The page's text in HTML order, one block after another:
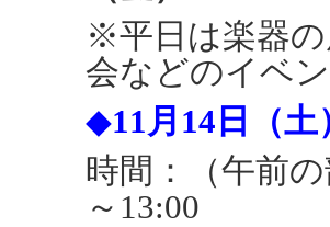
※平日は楽器の
会などのイベ
◆11月14日（
時間：（午前
～13:00